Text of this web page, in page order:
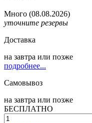
Много (08.08.2026)
уточните резервы
Доставка
на завтра или позже
подробнее...
Самовывоз
на завтра или позже
БЕСПЛАТНО